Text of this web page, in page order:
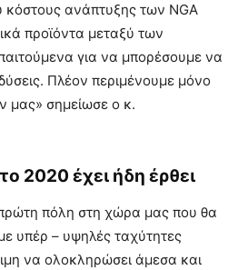
κόστους ανάπτυξης των NGA
προϊόντα μεταξύ των
για να μπορέσουμε να
Πλέον περιμένουμε μόνο
μας» σημείωσε ο κ.
2020 έχει ήδη έρθει
πόλη στη χώρα μας που θα
υπέρ – υψηλές ταχύτητες
να ολοκληρώσει άμεσα και